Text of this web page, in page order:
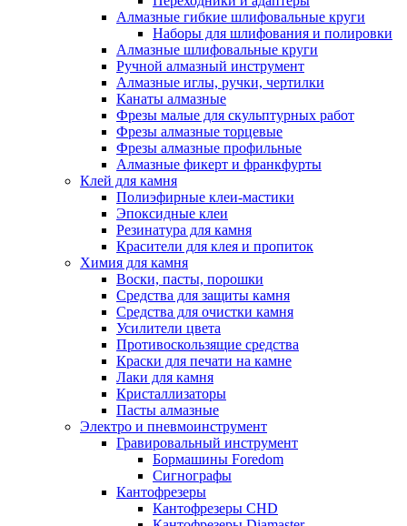
Алмазные гибкие шлифовальные круги
Наборы для шлифования и полировки
Алмазные шлифовальные круги
Ручной алмазный инструмент
Алмазные иглы, ручки, чертилки
Канаты алмазные
Фрезы малые для скульптурных работ
Фрезы алмазные торцевые
Фрезы алмазные профильные
Алмазные фикерт и франкфурты
Клей для камня
Полиэфирные клеи-мастики
Эпоксидные клеи
Резинатура для камня
Красители для клея и пропиток
Химия для камня
Воски, пасты, порошки
Средства для защиты камня
Средства для очистки камня
Усилители цвета
Противоскользящие средства
Краски для печати на камне
Лаки для камня
Кристаллизаторы
Пасты алмазные
Электро и пневмоинструмент
Гравировальный инструмент
Бормашины Foredom
Сигнографы
Кантофрезеры
Кантофрезеры CHD